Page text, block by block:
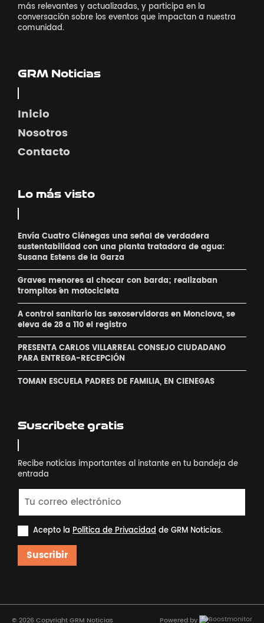
más relevantes y actualizadas, y participa en la
conversación sobre los eventos que impactan a nuestra
comunidad.
GRM Noticias
Inicio
Nosotros
Contacto
Lo más visto
Envía Cuatro Ciénegas una señal de verdadera
sustentabilidad con una planta tratadora de agua:
Susana Estens de la Garza
Graves menores al chocar con barda; realizaban
´trompitos ´en motocicleta
A control sanitario las sexoservidoras en Monclova, se
eleva de 28 a 110 el registro
PRESENTA CARLOS VILLARREAL CONSEJO CIUDADANO
PARA ENTREGA-RECEPCIÓN
TOMAN ESCUELA PADRES DE FAMILIA, EN CIENEGAS
Suscribete gratis
Recibe noticias importantes al instante en tu bandeja de
entrada
Acepto la Política de Privacidadde GRM Noticias.
Suscribir
© 2026 Copyright GRM Noticias Powered by